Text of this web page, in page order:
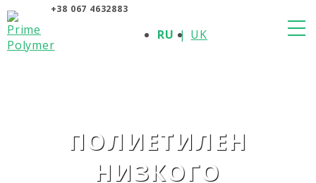
+38 067 4632883
RU UK
ПОЛИЕТИЛЕН
НИЗКОГО
О КОМПАНИИ
ПРОДУКЦИЯ